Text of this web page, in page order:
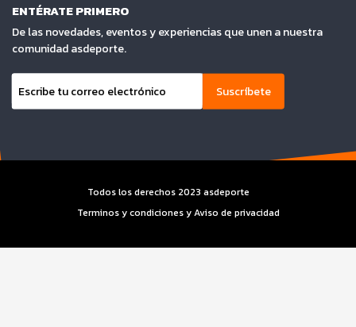
ENTÉRATE PRIMERO
De las novedades, eventos y experiencias que unen a nuestra
comunidad asdeporte.
Suscríbete
Todos los derechos 2023 asdeporte
Terminos y condiciones y Aviso de privacidad